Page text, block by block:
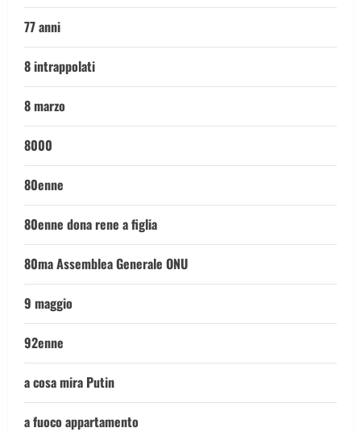
77 anni
8 intrappolati
8 marzo
8000
80enne
80enne dona rene a figlia
80ma Assemblea Generale ONU
9 maggio
92enne
a cosa mira Putin
a fuoco appartamento